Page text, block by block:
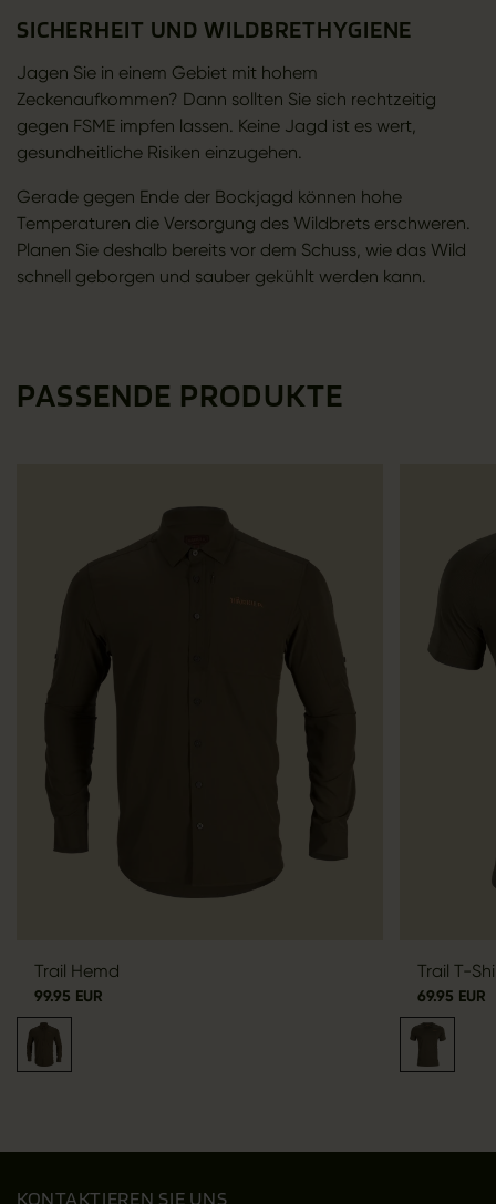
SICHERHEIT UND WILDBRETHYGIENE
Jagen Sie in einem Gebiet mit hohem
Zeckenaufkommen? Dann sollten Sie sich rechtzeitig
gegen FSME impfen lassen. Keine Jagd ist es wert,
gesundheitliche Risiken einzugehen.
Gerade gegen Ende der Bockjagd können hohe
Temperaturen die Versorgung des Wildbrets erschweren.
Planen Sie deshalb bereits vor dem Schuss, wie das Wild
schnell geborgen und sauber gekühlt werden kann.
PASSENDE PRODUKTE
Trail Hemd
99.95 EUR
Trail T-
69.95 EUR
KONTAKTIEREN SIE UNS